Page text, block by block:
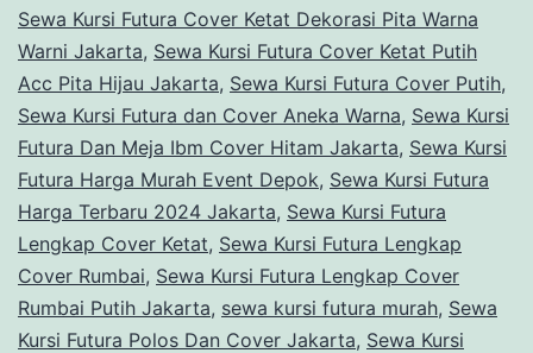
Sewa Kursi Futura Cover Ketat Dekorasi Pita Warna
Warni Jakarta, Sewa Kursi Futura Cover Ketat Putih
Acc Pita Hijau Jakarta, Sewa Kursi Futura Cover Putih,
Sewa Kursi Futura dan Cover Aneka Warna, Sewa Kursi
Futura Dan Meja Ibm Cover Hitam Jakarta, Sewa Kursi
Futura Harga Murah Event Depok, Sewa Kursi Futura
Harga Terbaru 2024 Jakarta, Sewa Kursi Futura
Lengkap Cover Ketat, Sewa Kursi Futura Lengkap
Cover Rumbai, Sewa Kursi Futura Lengkap Cover
Rumbai Putih Jakarta, sewa kursi futura murah, Sewa
Kursi Futura Polos Dan Cover Jakarta, Sewa Kursi